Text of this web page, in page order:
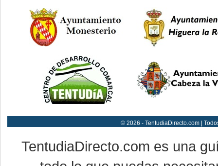
© 2026 - TentudiaDirecto.com |
TentudiaDirecto.com es una